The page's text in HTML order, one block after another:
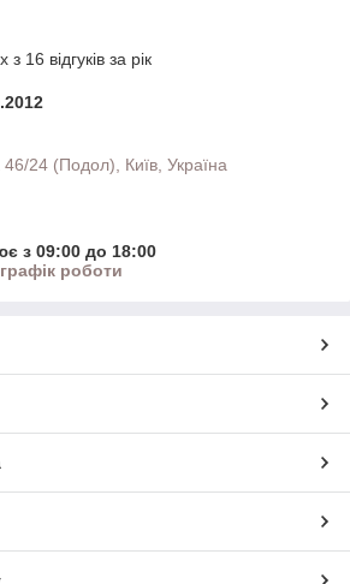
16 відгуків за рік
46/24 (Подол), Київ, Україна
з 09:00 до 18:00
роботи